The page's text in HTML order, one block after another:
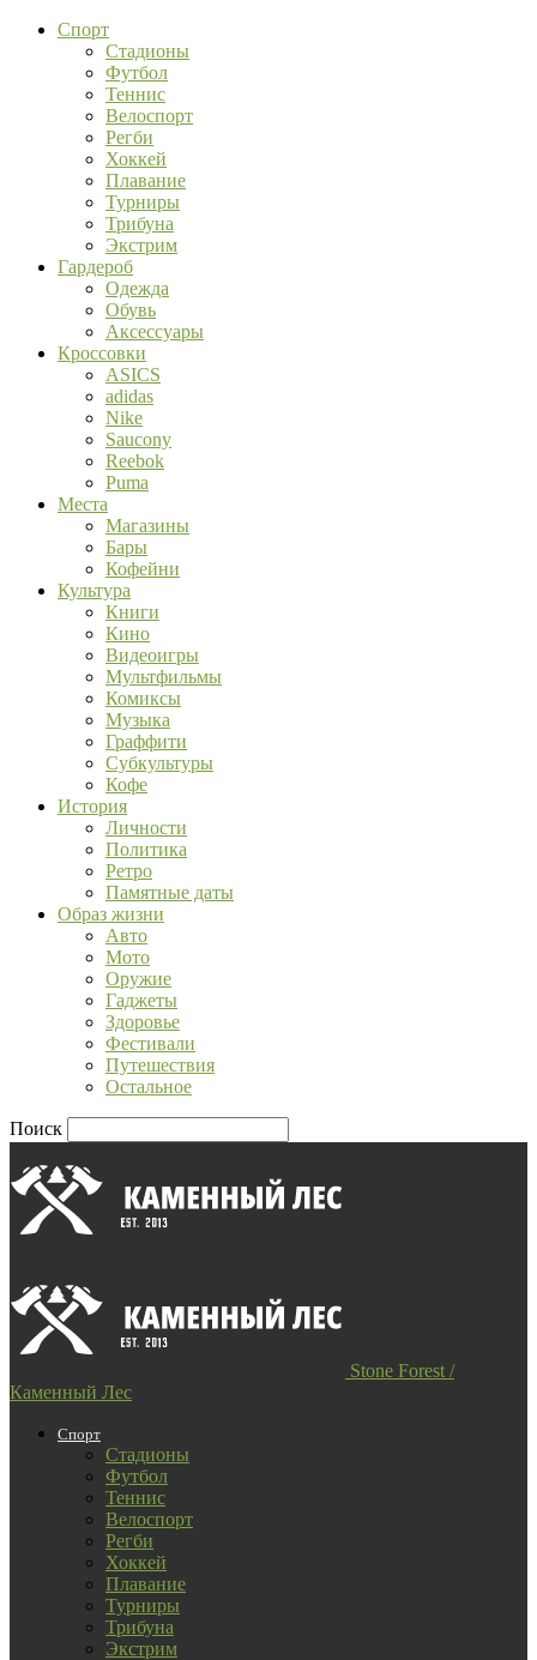
Спорт
Стадионы
Футбол
Теннис
Велоспорт
Регби
Хоккей
Плавание
Турниры
Трибуна
Экстрим
Гардероб
Одежда
Обувь
Аксессуары
Кроссовки
ASICS
adidas
Nike
Saucony
Reebok
Puma
Места
Магазины
Бары
Кофейни
Культура
Книги
Кино
Видеоигры
Мультфильмы
Комиксы
Музыка
Граффити
Субкультуры
Кофе
История
Личности
Политика
Ретро
Памятные даты
Образ жизни
Авто
Мото
Оружие
Гаджеты
Здоровье
Фестивали
Путешествия
Остальное
Поиск
Stone Forest /
Каменный Лес
Спорт
Стадионы
Футбол
Теннис
Велоспорт
Регби
Хоккей
Плавание
Турниры
Трибуна
Экстрим